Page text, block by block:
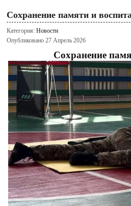
Сохранение памяти и
Категория: Новости
Опубликовано 27 Апрель 2026
Сохранение